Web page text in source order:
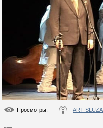
Просмотры: ART-SLUZA